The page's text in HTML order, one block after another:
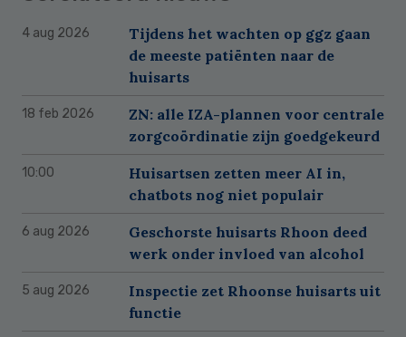
4 aug 2026
Tijdens het wachten op ggz gaan
de meeste patiënten naar de
huisarts
18 feb 2026
ZN: alle IZA-plannen voor centrale
zorgcoördinatie zijn goedgekeurd
10:00
Huisartsen zetten meer AI in,
chatbots nog niet populair
6 aug 2026
Geschorste huisarts Rhoon deed
werk onder invloed van alcohol
5 aug 2026
Inspectie zet Rhoonse huisarts uit
functie